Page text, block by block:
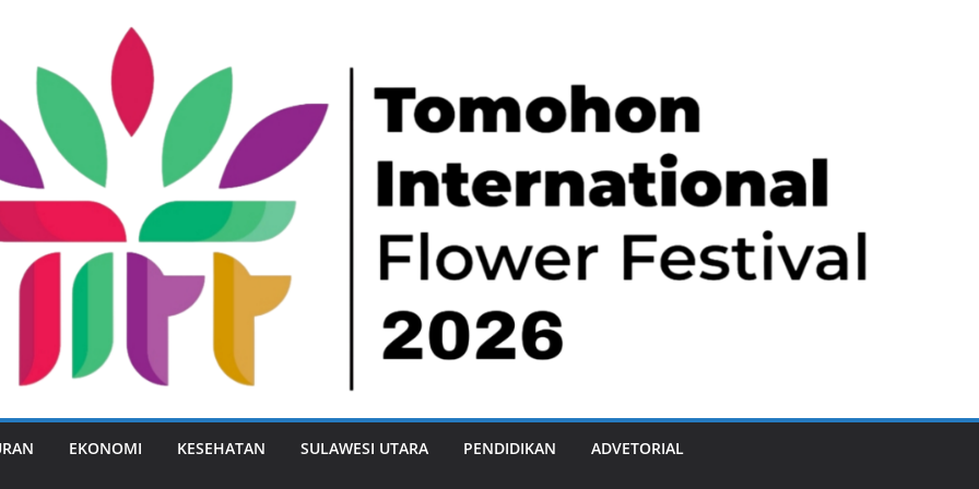
EKONOMI KESEHATAN SULAWESI UTARA PENDIDIKAN ADVETORIAL